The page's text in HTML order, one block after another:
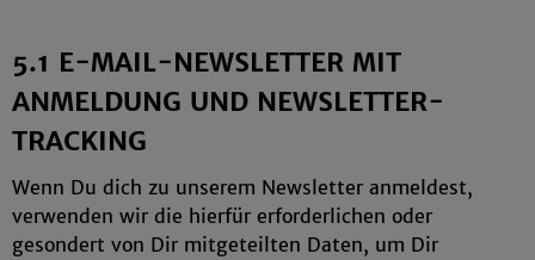
5.1 E-MAIL-NEWSLETTER MIT
ANMELDUNG UND NEWSLETTER-
TRACKING
Wenn Du dich zu unserem Newsletter anmeldest,
verwenden wir die hierfür erforderlichen oder
gesondert von Dir mitgeteilten Daten, um Dir